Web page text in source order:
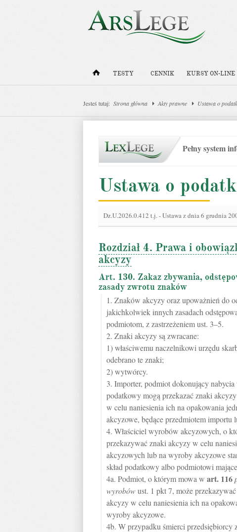
TESTY CENNIK KURSY ON-LINE
Jesteś tutaj: Strona główna Akty prawne Ustawa o
Pełny system
Ustawa o
Dz.U.2026.0.412 t.j.-Ustawa z dnia 6 grudnia
Rozdział 4. Prawa i
akcyzy
Art. 130. Zakaz zbywania,
zasady zwrotu znaków
1. Znaków akcyzy oraz upoważnień do
jakichkolwiek innych zasadach
podmiotom, z zastrzeżeniem ust. 3–5.
2. Znaki akcyzy są zwracane:
1) właściwemu naczelnikowi urzędu
odebrano te znaki;
2) wytwórcy.
3. Importer, podmiot dokonujący
podatkowy mogą przekazać znaki
w celu naniesienia ich na opakowania
akcyzowe, będące przedmiotem
4. Właściciel wyrobów akcyzowych, o
przekazywać znaki akcyzy w celu
akcyzowych lub na wyroby akcyzowe
skład podatkowy albo podmiotowi
4a. Podmiot, o którym mowa w art. 116
wyrobówust. 1 pkt 7, może
akcyzy w celu naniesienia ich na
wyroby akcyzowe.
4b. W przypadku śmierci przedsiębiorcy